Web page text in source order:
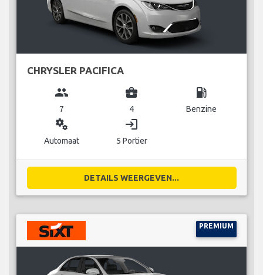
CHRYSLER PACIFICA
group
7
business_center
4
local_gas_station
Benzine
miscellaneous_services
Automaat
login
5 Portier
DETAILS WEERGEVEN...
PREMIUM